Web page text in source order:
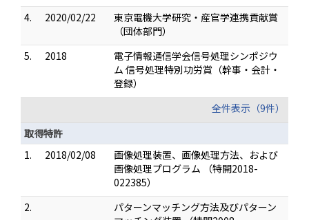
4.
2020/02/22
東京電機大学研究・産官学連携貢献賞
（団体部門）
5.
2018
電子情報通信学会信号処理シンポジウ
ム 信号処理特別功労賞（幹事・会計・
登録）
全件表示（9件）
取得特許
1.
2018/02/08
画像処理装置、画像処理方法、および
画像処理プログラム （特開2018-
022385）
2.
パターンマッチング方法及びパターン